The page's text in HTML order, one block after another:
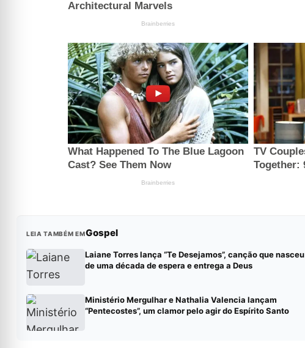
LEIA TAMBÉM EMGospel
Laiane Torres lança “Te Desejamos”, canção que nasceu
de uma década de espera e entrega a Deus
Ministério Mergulhar e Nathalia Valencia lançam
“Pentecostes”, um clamor pelo agir do Espírito Santo